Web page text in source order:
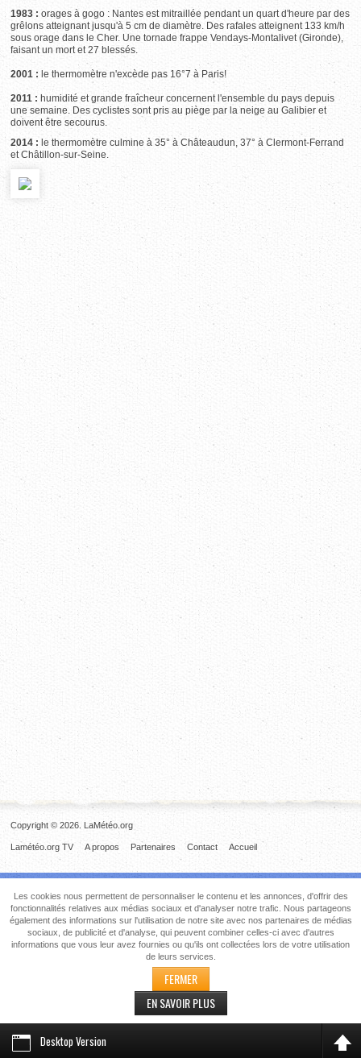
1983 : orages à gogo : Nantes est mitraillée pendant un quart d'heure par des
grêlons atteignant jusqu'à 5 cm de diamètre. Des rafales atteignent 133 km/h
sous orage dans le Cher. Une tornade frappe Vendays-Montalivet (Gironde),
faisant un mort et 27 blessés.
2001 : le thermomètre n'excède pas 16°7 à Paris!
2011 : humidité et grande fraîcheur concernent l'ensemble du pays depuis
une semaine. Des cyclistes sont pris au piège par la neige au Galibier et
doivent être secourus.
2014 : le thermomètre culmine à 35° à Châteaudun, 37° à Clermont-Ferrand
et Châtillon-sur-Seine.
Copyright © 2026. LaMétéo.org
Accueil
Contact
Partenaires
A propos
Lamétéo.org TV
Desktop Version
Les cookies nous permettent de personnaliser le contenu et les annonces, d'offrir des
fonctionnalités relatives aux médias sociaux et d'analyser notre trafic. Nous partageons
également des informations sur l'utilisation de notre site avec nos partenaires de médias
sociaux, de publicité et d'analyse, qui peuvent combiner celles-ci avec d'autres
informations que vous leur avez fournies ou qu'ils ont collectées lors de votre utilisation
de leurs services.
FERMER
EN SAVOIR PLUS